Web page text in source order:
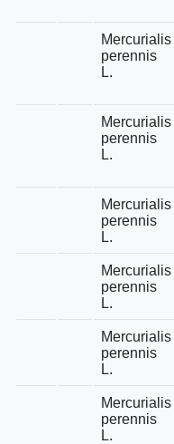
Mercurialis
perennis
L.
Mercurialis
perennis
L.
Mercurialis
perennis
L.
Mercurialis
perennis
L.
Mercurialis
perennis
L.
Mercurialis
perennis
L.